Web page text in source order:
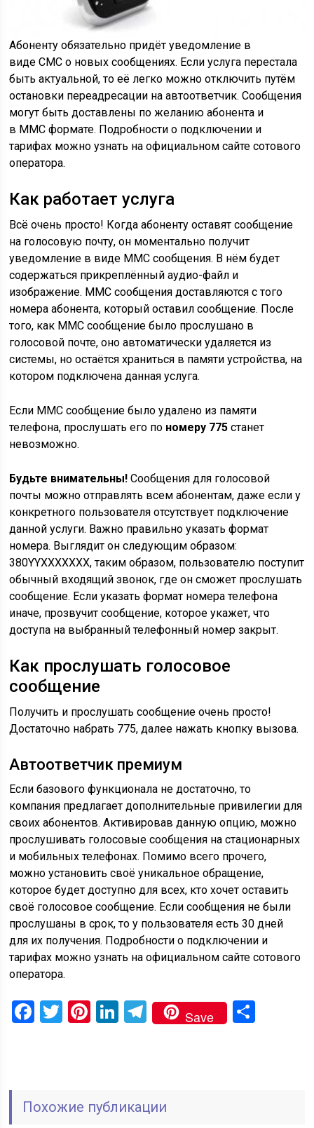
Абоненту обязательно придёт уведомление в
видеСМС о новых сообщениях. Если услуга перестала
быть актуальной, то её легко можно отключить путём
остановки переадресации на автоответчик. Сообщения
могут быть доставлены по желанию абонента и
в ММС формате. Подробности о подключении и
тарифах можно узнать на официальном сайте сотового
оператора.
Как работает услуга
Всё очень просто! Когда абоненту оставят сообщение
на голосовую почту, он моментально получит
уведомление в виде ММС сообщения. В нём будет
содержаться прикреплённый аудио-файл и
изображение. ММСсообщения доставляются с того
номера абонента, который оставил сообщение. После
того, как ММС сообщение было прослушано в
голосовой почте, оно автоматически удаляется из
системы, но остаётся храниться в памяти устройства, на
котором подключена данная услуга.
Если ММС сообщение было удалено из памяти
телефона, прослушать его по номеру 775 станет
невозможно.
Будьте внимательны! Сообщения для голосовой
почты можно отправлять всем абонентам, даже если у
конкретного пользователя отсутствует подключение
данной услуги. Важно правильно указать формат
номера. Выглядит он следующим образом:
380YYXXXXXXX, таким образом, пользователю поступит
обычный входящий звонок, где он сможет прослушать
сообщение. Если указать формат номера телефона
иначе, прозвучит сообщение, которое укажет, что
доступа на выбранный телефонный номер закрыт.
Как прослушать голосовое
сообщение
Получить и прослушать сообщение очень просто!
Достаточно набрать 775, далее нажать кнопку вызова.
Автоответчик премиум
Если базового функционала не достаточно, то
компания предлагает дополнительные привилегии для
своих абонентов. Активировав данную опцию, можно
прослушивать голосовые сообщения на стационарных
и мобильных телефонах. Помимо всего прочего,
можно установить своё уникальное обращение,
которое будет доступно для всех, кто хочет оставить
своё голосовое сообщение. Если сообщения не были
прослушаны в срок, то у пользователя есть 30 дней
для их получения. Подробности о подключении и
тарифах можно узнать на официальном сайте сотового
оператора.
Facebook
Twitter
Pinterest
LinkedIn
Telegram
Save
Похожие публикации